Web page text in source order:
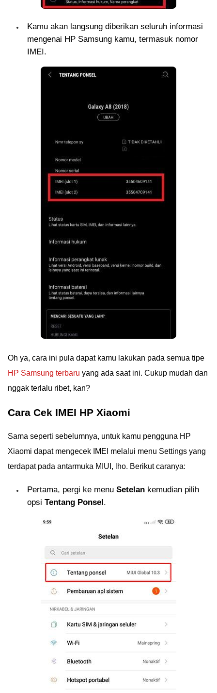
Kamu akan langsung diberikan seluruh informasi
mengenai HP Samsung kamu, termasuk nomor
IMEI.
Oh ya, cara ini pula dapat kamu lakukan pada semua tipe
HP Samsung terbaru yang ada saat ini. Cukup mudah dan
nggak terlalu ribet, kan?
Cara Cek IMEI HP Xiaomi
Sama seperti sebelumnya, untuk kamu pengguna HP
Xiaomi dapat mengecek IMEI melalui menu Settings yang
terdapat pada antarmuka MIUI, lho. Berikut caranya:
Pertama, pergi ke menu Setelan kemudian pilih
opsi Tentang Ponsel.